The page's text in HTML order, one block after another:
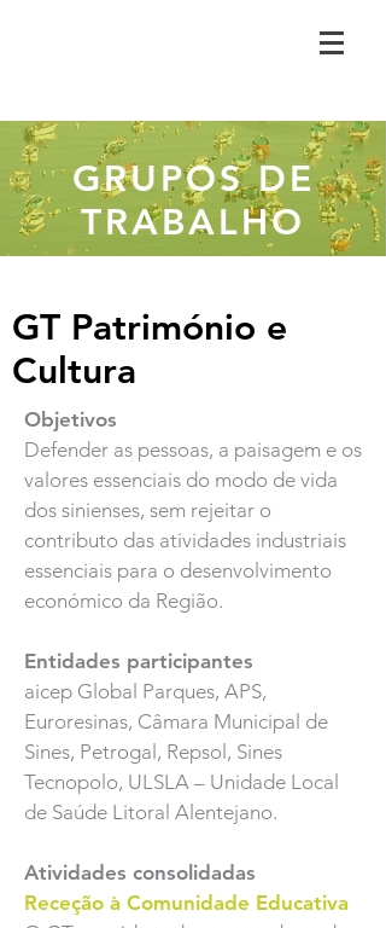
GRUPOS DE
TRABALHO
GT Património e
Cultura
Objetivos
Defender as pessoas, a paisagem e os
valores essenciais do modo de vida
dos sinienses, sem rejeitar o
contributo das atividades industriais
essenciais para o desenvolvimento
económico da Região.
Entidades participantes
aicep Global Parques, APS,
Euroresinas, Câmara Municipal de
Sines, Petrogal, Repsol, Sines
Tecnopolo, ULSLA – Unidade Local
de Saúde Litoral Alentejano.
Atividades consolidadas
Receção à Comunidade Educativa